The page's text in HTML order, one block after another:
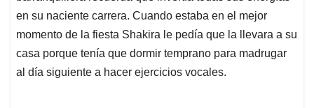
en su naciente carrera. Cuando estaba en el mejor
momento de la fiesta Shakira le pedía que la llevara a su
casa porque tenía que dormir temprano para madrugar
al día siguiente a hacer ejercicios vocales.